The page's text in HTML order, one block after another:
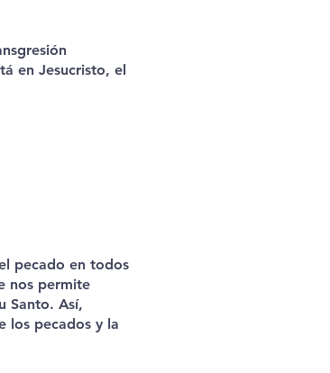
en Jesucristo, el
pecado en todos
nos permite
Santo. Así,
los pecados y la